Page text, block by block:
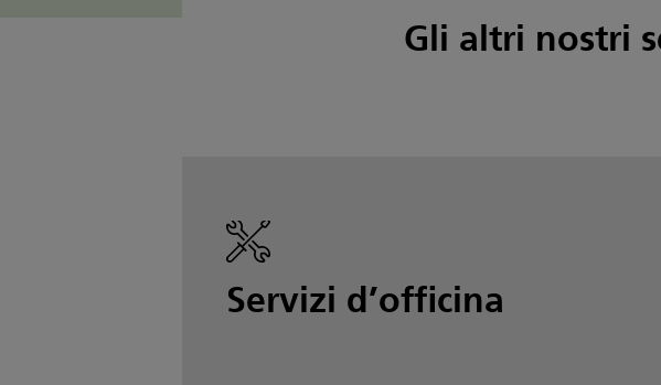
Gli altri nostri
Servizi d’officina